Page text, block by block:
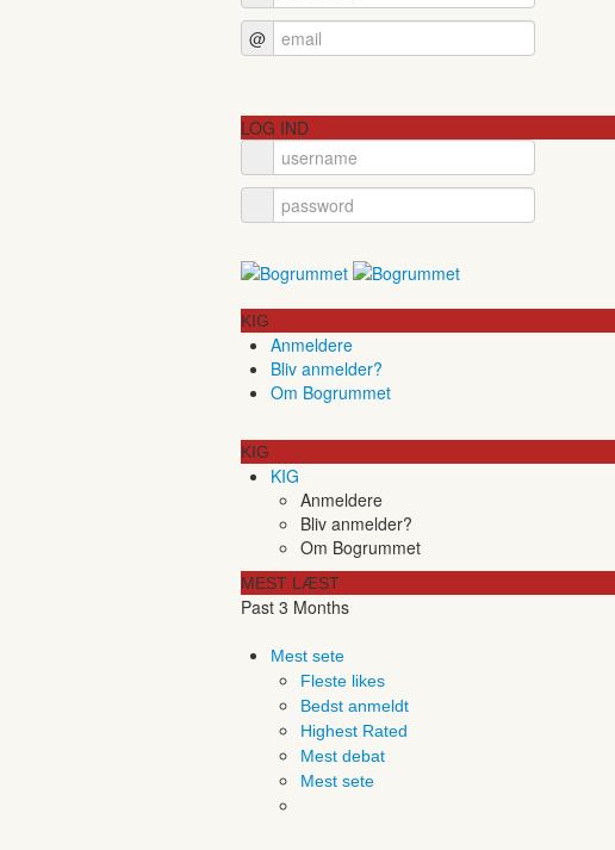
@
LOG IND
KIG
Anmeldere
Bliv anmelder?
Om Bogrummet
KIG
KIG
Anmeldere
Bliv anmelder?
Om Bogrummet
MEST LÆST
Past 3 Months
Mest sete
Fleste likes
Bedst anmeldt
Highest Rated
Mest debat
Mest sete